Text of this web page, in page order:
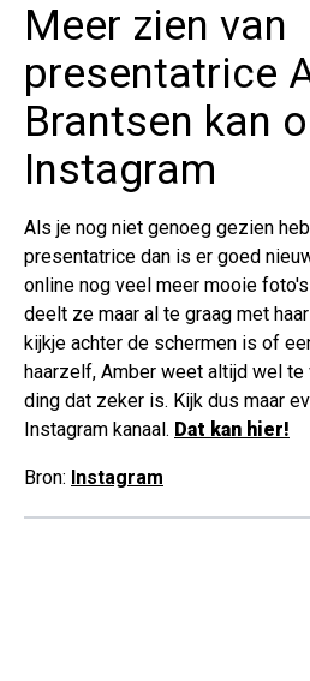
Meer zien van
presentatrice
Brantsen kan
Instagram
Als je nog niet genoeg gezien
presentatrice dan is er goed
online nog veel meer mooie
deelt ze maar al te graag met
kijkje achter de schermen is of
haarzelf, Amber weet altijd wel te
ding dat zeker is. Kijk dus maar
Instagram kanaal. Dat kan hier!
Bron: Instagram